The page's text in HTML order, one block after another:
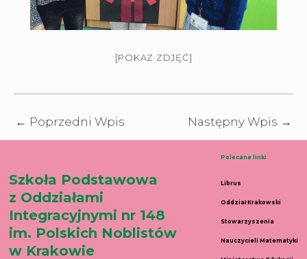
[POKAZ ZDJĘĆ]
← Poprzedni Wpis Następny Wpis →
Szkoła Podstawowa
z Oddziałami
Integracyjnymi nr 148
im. Polskich Noblistów
w Krakowie
Polecane linki
Librus
Oddział Krakowski
Stowarzyszenia
Nauczycieli Matematyki